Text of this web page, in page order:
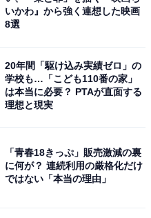
(@ryoyoshizawa_staff)
さんです！
ィションでRight-on賞を
品には、映画『キングダ
小児集中治療室』
す。
いかわ』から強く連想した映画
8選
20年間「駆け込み実績ゼロ」の
学校も…「こども110番の家」
は本当に必要？ PTAが直面する
理想と現実
「青春18きっぷ」販売激減の裏
に何が？ 連続利用の厳格化だけ
ではない「本当の理由」